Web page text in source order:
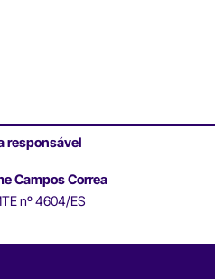
responsável
Campos Correa
nº 4604/ES